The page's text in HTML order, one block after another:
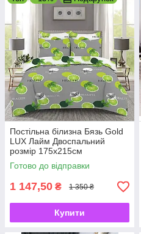
Постільна білизна Бязь Gold
LUX Лайм Двоспальний
розмір 175х215см
Готово до відправки
1 147,50 ₴ 1 350 ₴
Купити